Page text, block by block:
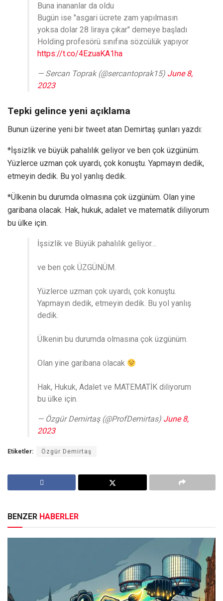
Buna inananlar da oldu
Bugün ise "asgari ücrete zam yapılmasın
yoksa dolar 28 liraya çıkar" demeye başladı
Holding profesörü sınıfına sözcülük yapıyor
https://t.co/4EzuaKA1ha
— Sercan Toprak (@sercantoprak15) June 8,
2023
Tepki gelince yeni açıklama
Bunun üzerine yeni bir tweet atan Demirtaş şunları yazdı:
*İşsizlik ve büyük pahalılık geliyor ve ben çok üzgünüm.
Yüzlerce uzman çok uyardı, çok konuştu. Yapmayın dedik,
etmeyin dedik. Bu yol yanlış dedik.
*Ülkenin bu durumda olmasına çok üzgünüm. Olan yine
garibana olacak. Hak, hukuk, adalet ve matematik diliyorum
bu ülke için.
İşsizlik ve Büyük pahalılık geliyor…
ve ben çok ÜZGÜNÜM.
Yüzlerce uzman çok uyardı, çok konuştu.
Yapmayın dedik, etmeyin dedik. Bu yol yanlış
dedik.
Ülkenin bu durumda olmasına çok üzgünüm.
Olan yine garibana olacak
Hak, Hukuk, Adalet ve MATEMATİK diliyorum
bu ülke için.
— Özgür Demirtaş (@ProfDemirtas) June 8,
2023
Etiketler: Özgür Demirtaş
BENZER HABERLER